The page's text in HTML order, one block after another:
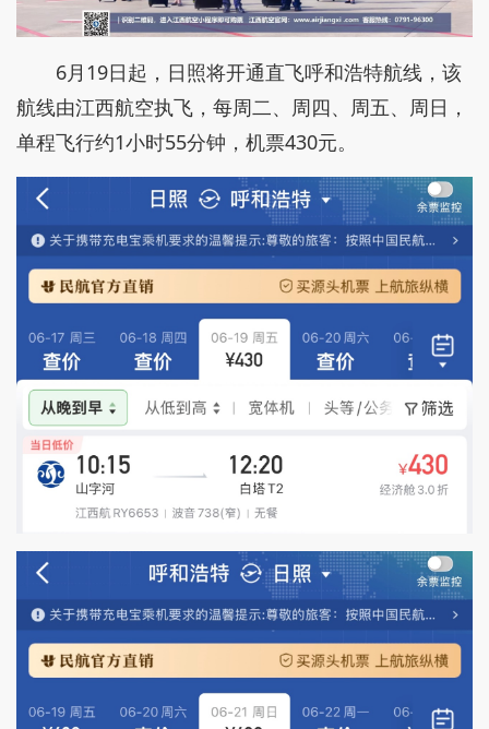
6月19日起，日照将开通直飞呼和浩特航线，该
航线由江西航空执飞，每周二、周四、周五、周日，
单程飞行约1小时55分钟，机票430元。